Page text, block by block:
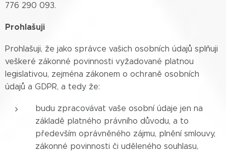
776 290 093.
Prohlašuji
Prohlašuji, že jako správce vašich osobních údajů splňuji
veškeré zákonné povinnosti vyžadované platnou
legislativou, zejména zákonem o ochraně osobních
údajů a GDPR, a tedy že:
budu zpracovávat vaše osobní údaje jen na
základě platného právního důvodu, a to
především oprávněného zájmu, plnění smlouvy,
zákonné povinnosti či uděleného souhlasu,